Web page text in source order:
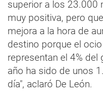
superior a los 23.000
muy positiva, pero
mejora a la hora de
destino porque el
representan el 4%
año ha sido de unos
día", aclaró De León.